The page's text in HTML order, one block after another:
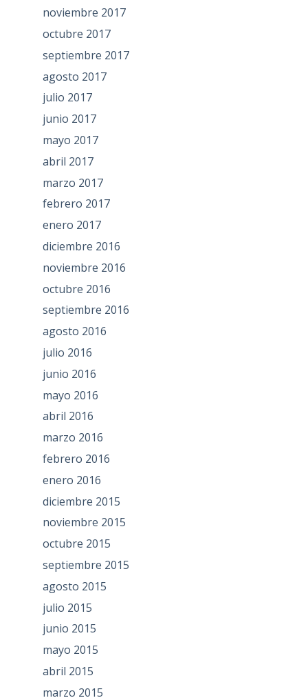
noviembre 2017
octubre 2017
septiembre 2017
agosto 2017
julio 2017
junio 2017
mayo 2017
abril 2017
marzo 2017
febrero 2017
enero 2017
diciembre 2016
noviembre 2016
octubre 2016
septiembre 2016
agosto 2016
julio 2016
junio 2016
mayo 2016
abril 2016
marzo 2016
febrero 2016
enero 2016
diciembre 2015
noviembre 2015
octubre 2015
septiembre 2015
agosto 2015
julio 2015
junio 2015
mayo 2015
abril 2015
marzo 2015